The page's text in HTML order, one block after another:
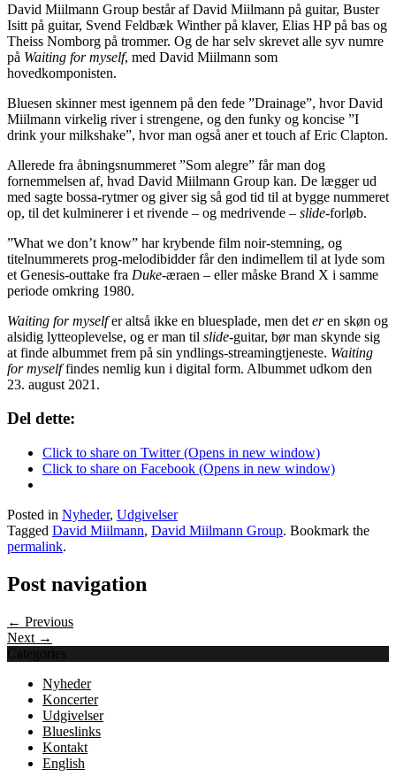
David Miilmann Group består af David Miilmann på guitar, Buster
Isitt på guitar, Svend Feldbæk Winther på klaver, Elias HP på bas og
Theiss Nomborg på trommer. Og de har selv skrevet alle syv numre
på Waiting for myself, med David Miilmann som
hovedkomponisten.
Bluesen skinner mest igennem på den fede ”Drainage”, hvor David
Miilmann virkelig river i strengene, og den funky og koncise ”I
drink your milkshake”, hvor man også aner et touch af Eric Clapton.
Allerede fra åbningsnummeret ”Som alegre” får man dog
fornemmelsen af, hvad David Miilmann Group kan. De lægger ud
med sagte bossa-rytmer og giver sig så god tid til at bygge nummeret
op, til det kulminerer i et rivende – og medrivende – slide-forløb.
”What we don’t know” har krybende film noir-stemning, og
titelnummerets prog-melodibidder får den indimellem til at lyde som
et Genesis-outtake fra Duke-æraen – eller måske Brand X i samme
periode omkring 1980.
Waiting for myselfer altså ikke en bluesplade, men det eren skøn og
alsidig lytteoplevelse, og er man til slide-guitar, bør man skynde sig
at finde albummet frem på sin yndlings-streamingtjeneste. Waiting
for myselffindes nemlig kun i digital form. Albummet udkom den
23. august 2021.
Del dette:
Click to share on Twitter (Opens in new window)
Click to share on Facebook (Opens in new window)
Posted in Nyheder, Udgivelser
Tagged David Miilmann, David Miilmann Group. Bookmark the
permalink.
Post navigation
← Previous
Next →
Categories
Nyheder
Koncerter
Udgivelser
Blueslinks
Kontakt
English